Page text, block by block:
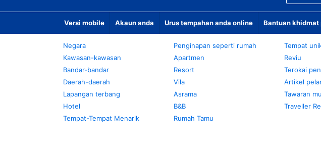
Versi mobile Akaun anda Urus tempahan anda online Bantuan khidmat
Negara
Kawasan-kawasan
Bandar-bandar
Daerah-daerah
Lapangan terbang
Hotel
Tempat-Tempat Menarik
Penginapan seperti rumah
Apartmen
Resort
Vila
Asrama
B&B
Rumah Tamu
Tempat
Reviu
Terokai
Artikel
Tawaran
Traveller